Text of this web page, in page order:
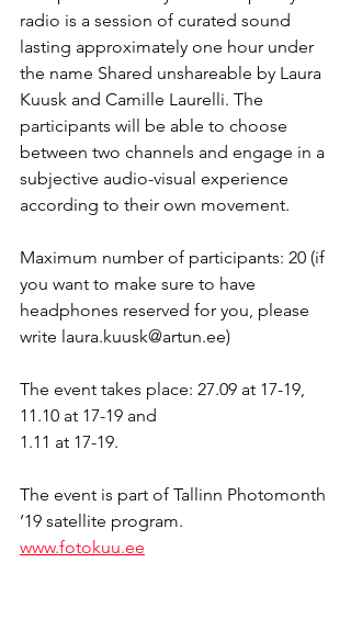
radio is a session of curated sound
lasting approximately one hour under
the name Shared unshareable by Laura
Kuusk and Camille Laurelli. The
participants will be able to choose
between two channels and engage in a
subjective audio-visual experience
according to their own movement.
Maximum number of participants: 20 (if
you want to make sure to have
headphones reserved for you, please
write laura.kuusk@artun.ee)
The event takes place: 27.09 at 17-19,
11.10 at 17-19 and
1.11 at 17-19.
The event is part of Tallinn Photomonth
’19 satellite program.
www.fotokuu.ee